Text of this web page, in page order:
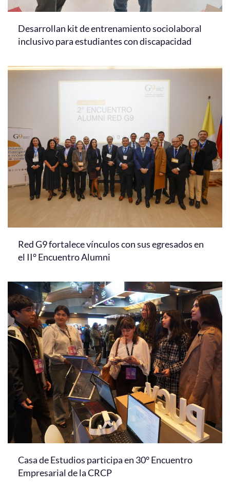
Desarrollan kit de entrenamiento sociolaboral
inclusivo para estudiantes con discapacidad
Red G9 fortalece vínculos con sus egresados en
el II° Encuentro Alumni
Casa de Estudios participa en 30° Encuentro
Empresarial de la CRCP